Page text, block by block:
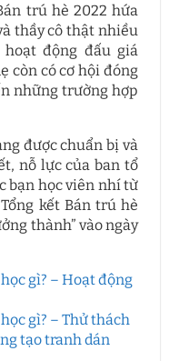
trú hè 2022 hứa
thầy cô thật nhiều
động đấu giá
còn có cơ hội đóng
những trường hợp
được chuẩn bị và
nỗ lực của ban tổ
bạn học viên nhí từ
kết Bán trú hè
thành” vào ngày
gì? – Hoạt động
gì? – Thử thách
tạo tranh dán